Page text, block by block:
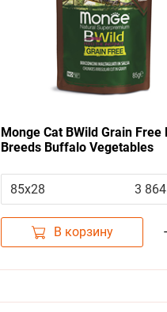
Monge Cat BWild Grain Free
Breeds Buffalo Vegetables
для кошек Крупных пород
из мяса Буйвола с овощами
за упаковку)
85х28 3
В корзину